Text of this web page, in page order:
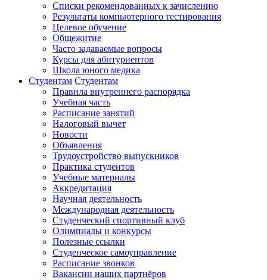
Списки рекомендованных к зачислению
Результаты компьютерного тестирования
Целевое обучение
Общежитие
Часто задаваемые вопросы
Курсы для абитуриентов
Школа юного медика
Студентам Студентам
Правила внутреннего распорядка
Учебная часть
Расписание занятий
Налоговый вычет
Новости
Объявления
Трудоустройство выпускников
Практика студентов
Учебные материалы
Аккредитация
Научная деятельность
Международная деятельность
Студенческий спортивный клуб
Олимпиады и конкурсы
Полезные ссылки
Студенческое самоуправление
Расписание звонков
Вакансии наших партнёров